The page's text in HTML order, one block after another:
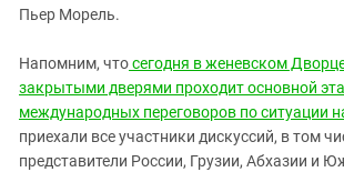
Карачаево-Черкесия
Российская Федерация
Ростовская область
Пьер Морель.
Напомним, чтосегодня в женевском
закрытыми дверями проходит основной
международных переговоров по ситуации
приехали все участники дискуссий, в том
представители России, Грузии, Абхазии и